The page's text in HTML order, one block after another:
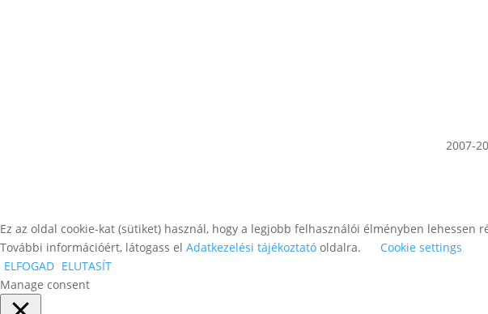
2007-
Ez az oldal cookie-kat (sütiket) használ, hogy a legjobb felhasználói élményben lehessen
További információért, látogass el Adatkezelési tájékoztató oldalra.
Cookie settings
ELFOGAD ELUTASÍT
Manage consent